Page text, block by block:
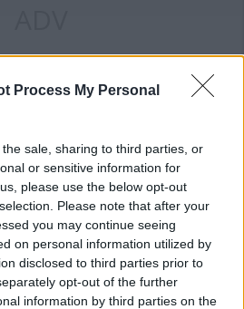
Process My Personal
sale, sharing to third parties, or
or sensitive information for
please use the below opt-out
Please note that after your
you may continue seeing
on personal information utilized by
disclosed to third parties prior to
opt-out of the further
information by third parties on the
ARSIZIO